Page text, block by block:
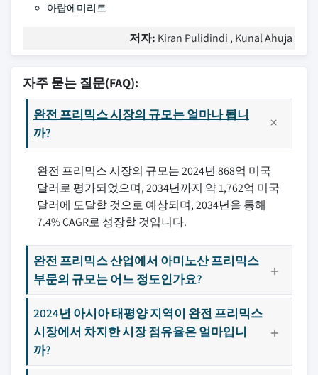
아랍에미리트
저자: Kiran Pulidindi , Kunal Ahuja
자주 묻는 질문(FAQ):
완전 프리믹스 시장의 규모는 얼마나 됩니
까?
완전 프리믹스 시장의 규모는 2024년 868억 미국
달러로 평가되었으며, 2034년까지 약 1,762억 미국
달러에 도달할 것으로 예상되며, 2034년을 통해
7.4% CAGR로 성장할 것입니다.
완전 프리믹스 산업에서 아미노산 프리믹스
부문의 규모는 어느 정도인가요?
2024년 아시아 태평양 지역이 완전 프리믹스
시장에서 차지한 시장 점유율은 얼마입니
까?